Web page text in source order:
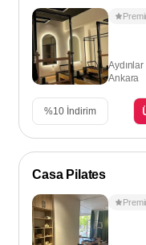
Ankara
%10 İndirim
Casa Pilates